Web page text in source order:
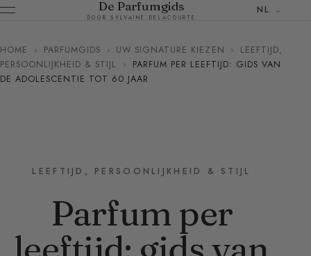
De Parfumgids
DOOR SYLVAINE DELACOURTE
NL
HOME › PARFUMGIDS › UW SIGNATURE KIEZEN ›
LEEFTIJD,
PERSOONLIJKHEID & STIJL
›
PARFUM PER LEEFTIJD: GIDS VAN
DE ADOLESCENTIE TOT 60 JAAR
LEEFTIJD, PERSOONLIJKHEID & STIJL
Parfum per